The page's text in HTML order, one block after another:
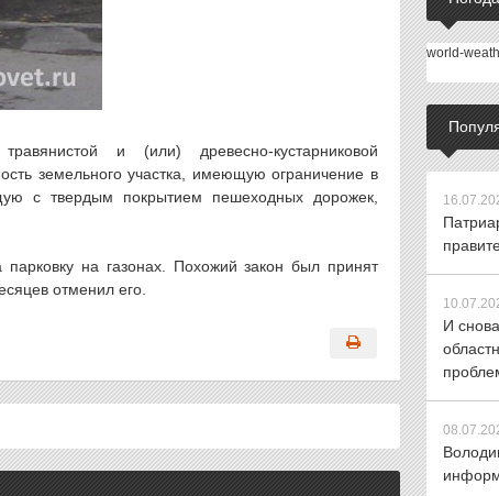
и (или) древесно-кустарниковой
земельного участка, имеющую ограничение в
с твердым покрытием пешеходных дорожек,
на газонах. Похожий закон был принят
отменил его.
И